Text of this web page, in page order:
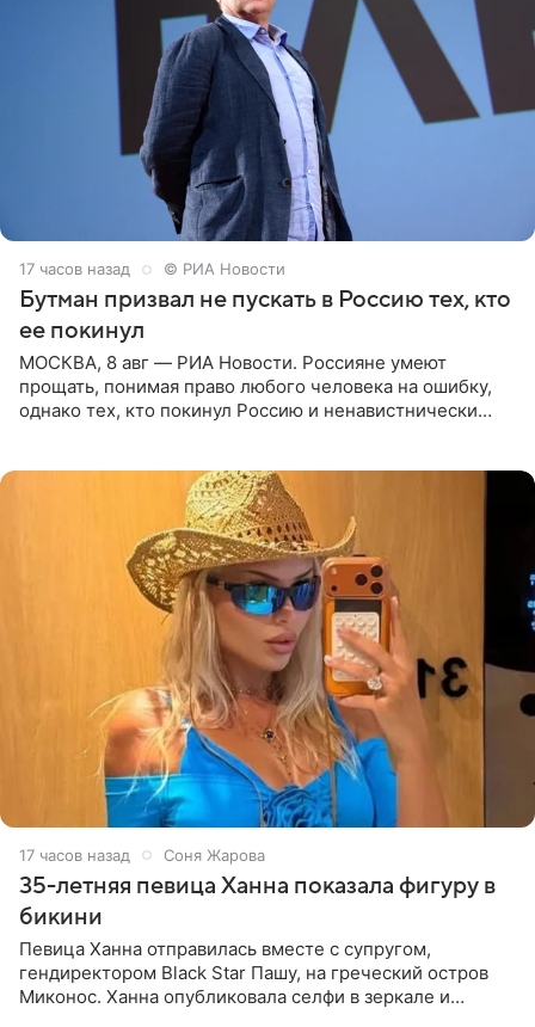
17 часов назад © РИА Новости
Бутман призвал не пускать в Россию тех, кто
ее покинул
МОСКВА, 8 авг — РИА Новости. Россияне умеют
прощать, понимая право любого человека на ошибку,
однако тех, кто покинул Россию и ненавистнически
17 часов назад Соня Жарова
35-летняя певица Ханна показала фигуру в
бикини
Певица Ханна отправилась вместе с супругом,
гендиректором Black Star Пашу, на греческий остров
Миконос. Ханна опубликовала селфи в зеркале и